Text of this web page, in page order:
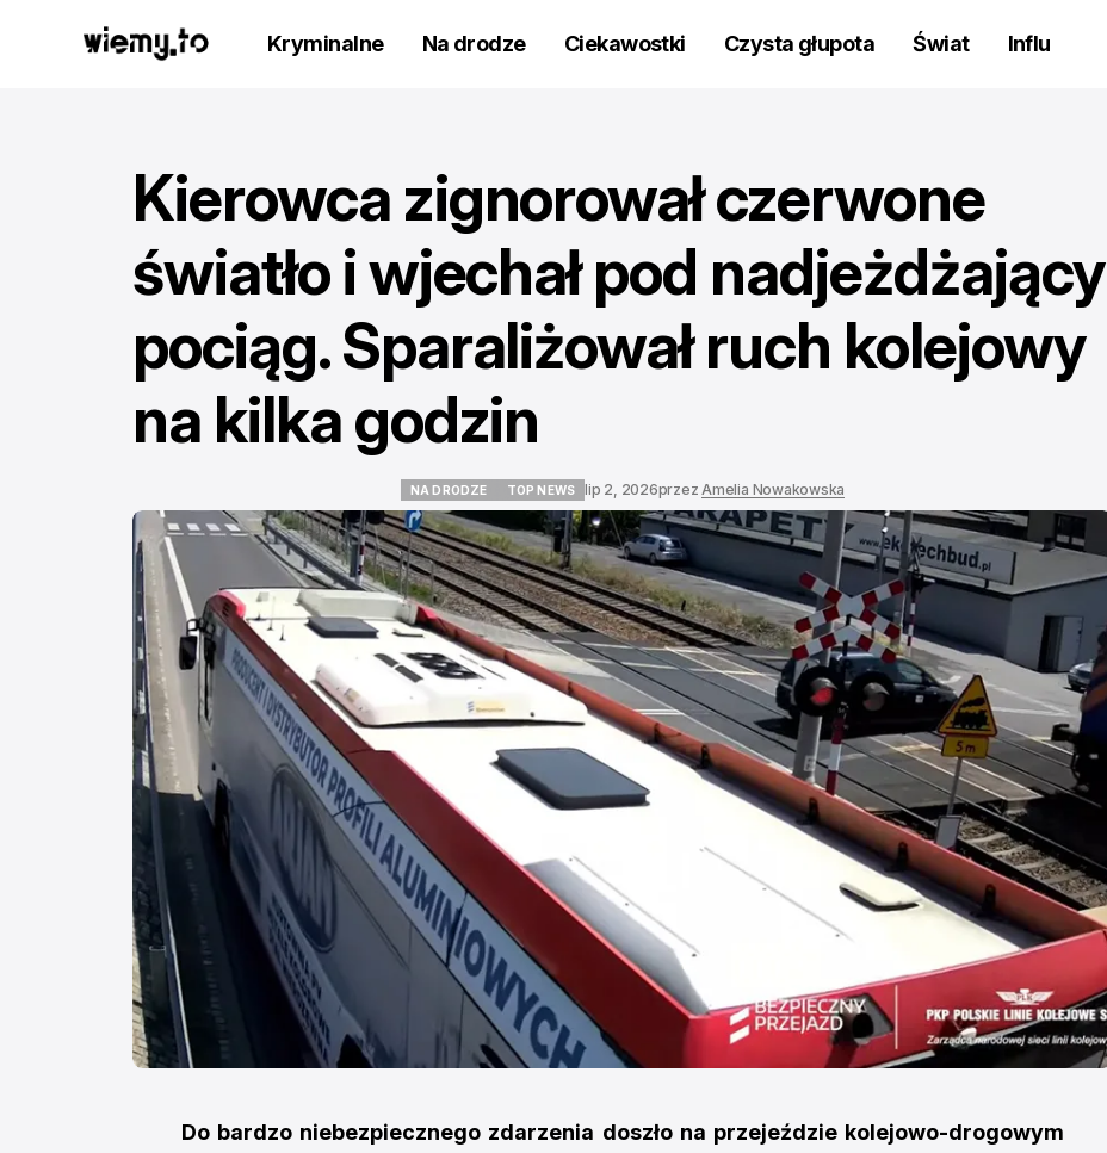
Kryminalne Na drodze Ciekawostki Czysta głupota Świat Influ
Kierowca zignorował czerwone
światło i wjechał pod nadjeżdżający
pociąg. Sparaliżował ruch kolejowy
na kilka godzin
NA DRODZE TOP NEWS lip 2, 2026przez Amelia Nowakowska
Do bardzo niebezpiecznego zdarzenia doszło na przejeździe kolejowo-drogowym